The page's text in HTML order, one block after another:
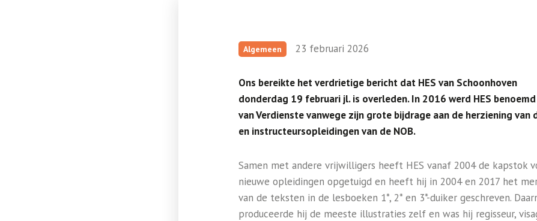
Algemeen 23 februari 2026
Ons bereikte het verdrietige bericht dat HES van Schoonhoven
donderdag 19 februari jl. is overleden. In 2016 werd HES
van Verdienste vanwege zijn grote bijdrage aan de herziening van
en instructeursopleidingen van de NOB.
Samen met andere vrijwilligers heeft HES vanaf 2004 de kapstok
nieuwe opleidingen opgetuigd en heeft hij in 2004 en 2017 het
van de teksten in de lesboeken 1*, 2* en 3*-duiker geschreven.
produceerde hij de meeste illustraties zelf en was hij regisseur,